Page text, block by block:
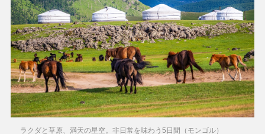
ラクダと草原、満天の星空。非日常を味わう5日間（モンゴル）